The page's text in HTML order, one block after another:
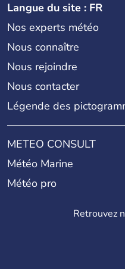
Langue du site : FR
Nos experts météo
Nous connaître
Nous rejoindre
Nous contacter
Légende des
METEO CONSULT
Météo Marine
Météo pro
Retrouvez